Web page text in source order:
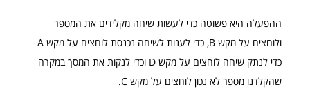
ההפעלה היא פשוטה כדי לעשות שיחה מקלידים את המספר
ולוחצים על מקש B, כדי לענות לשיחה נכנסת לוחצים על מקש A
כדי לנתק שיחה לוחצים על מקש D וכדי לנקות את המסך במקרה
שהקלדנו מספר לא נכון לוחצים על מקש C.